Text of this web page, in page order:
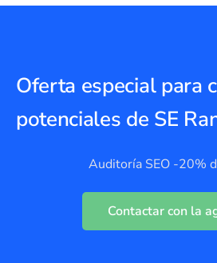
Oferta especial para
potenciales de SE
Auditoría SEO -20%
Contactar con la